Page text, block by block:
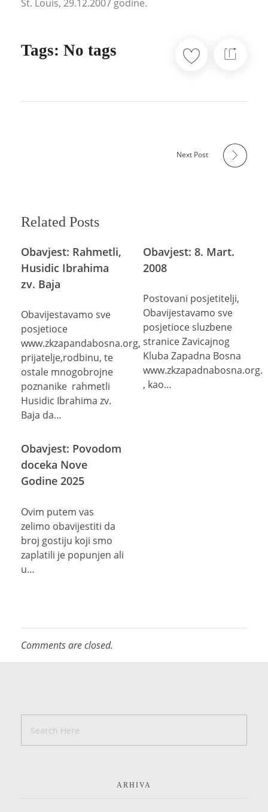
St. Louis, 29.12.2007 godine.
Tags: No tags
Next Post
Related Posts
Obavjest: Rahmetli,
Husidic Ibrahima
zv. Baja
Obavijestavamo sve
posjetioce
www.zkzapandabosna.org,
prijatelje,rodbinu, te
ostale mnogobrojne
poznanike rahmetli
Husidic Ibrahima zv.
Baja da…
Obavjest: 8. Mart.
2008
Postovani posjetitelji,
Obavijestavamo sve
posjetioce sluzbene
stranice Zavicajnog
Kluba Zapadna Bosna
www.zkzapadnabosna.org.
, kao…
Obavjest: Povodom
doceka Nove
Godine 2025
Ovim putem vas
zelimo obavijestiti da
broj gostiju koji smo
zaplatili je popunjen ali
u…
Comments are closed.
ARHIVA